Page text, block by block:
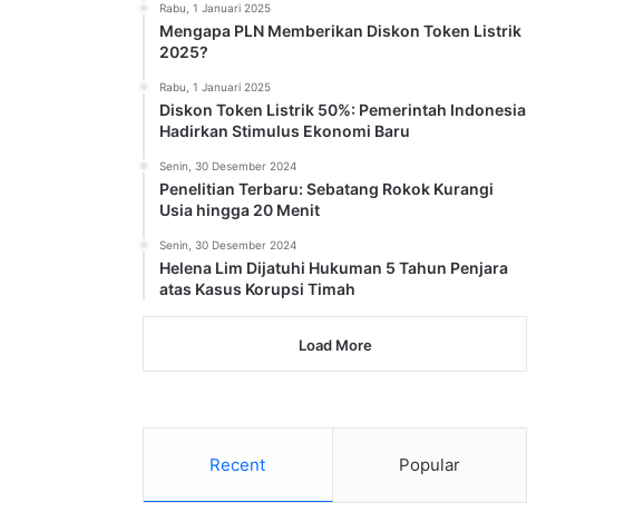
Rabu, 1 Januari 2025
Mengapa PLN Memberikan Diskon Token Listrik
2025?
Rabu, 1 Januari 2025
Diskon Token Listrik 50%: Pemerintah Indonesia
Hadirkan Stimulus Ekonomi Baru
Senin, 30 Desember 2024
Penelitian Terbaru: Sebatang Rokok Kurangi
Usia hingga 20 Menit
Senin, 30 Desember 2024
Helena Lim Dijatuhi Hukuman 5 Tahun Penjara
atas Kasus Korupsi Timah
Load More
Recent Popular